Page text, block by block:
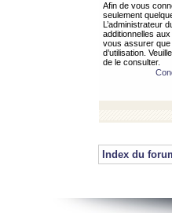
Afin de vous
seulement
L’administrateur
additionnelles
vous assurer
d’utilisation.
de le consulter.
Index du